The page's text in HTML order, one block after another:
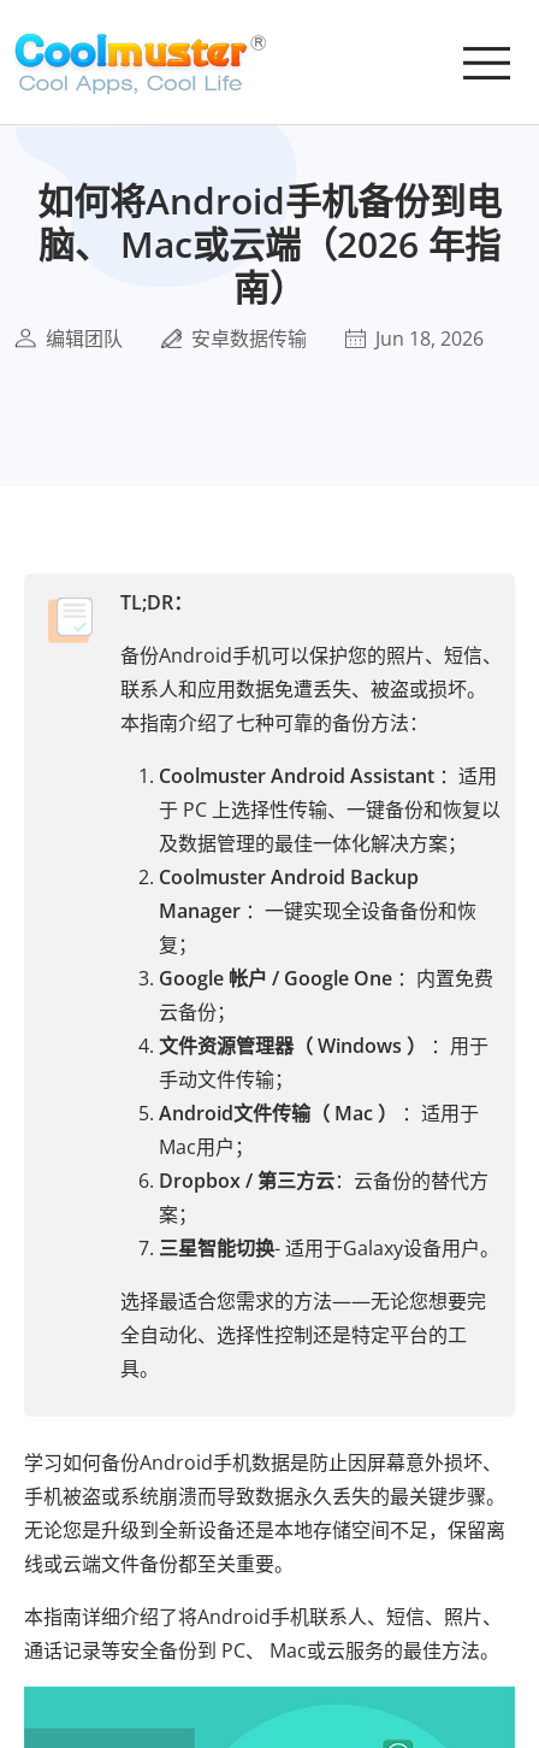
如何将Android手机备份到电
脑、 Mac或云端（2026 年指
南）
编辑团队 安卓数据传输 Jun 18, 2026
TL;DR：
备份Android手机可以保护您的照片、短信、
联系人和应用数据免遭丢失、被盗或损坏。
本指南介绍了七种可靠的备份方法：
Coolmuster Android Assistant ：适用
于 PC 上选择性传输、一键备份和恢复以
及数据管理的最佳一体化解决方案；
Coolmuster Android Backup
Manager ：一键实现全设备备份和恢
复；
Google 帐户 / Google One ：内置免费
云备份；
文件资源管理器（ Windows ）
：用于
手动文件传输；
Android文件传输（ Mac ）
：适用于
Mac用户；
Dropbox / 第三方云：云备份的替代方
案；
三星智能切换- 适用于Galaxy设备用户。
选择最适合您需求的方法——无论您想要完
全自动化、选择性控制还是特定平台的工
具。
学习如何备份Android手机数据是防止因屏幕意外损坏、
手机被盗或系统崩溃而导致数据永久丢失的最关键步骤。
无论您是升级到全新设备还是本地存储空间不足，保留离
线或云端文件备份都至关重要。
本指南详细介绍了将Android手机联系人、短信、照片、
通话记录等安全备份到 PC、 Mac或云服务的最佳方法。